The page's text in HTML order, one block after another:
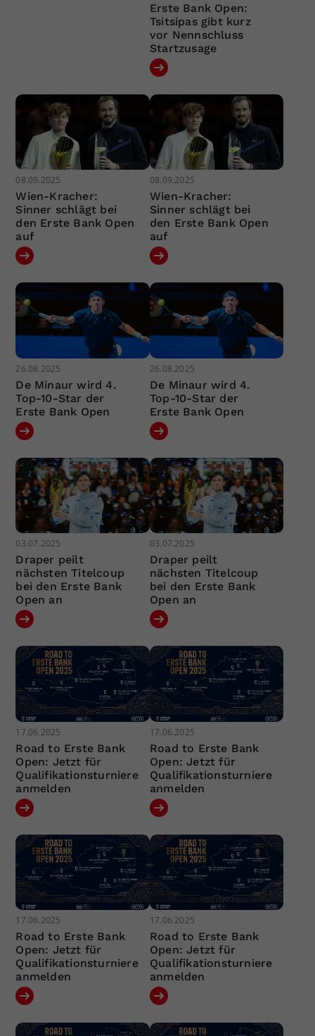
Erste Bank Open:
Tsitsipas gibt kurz
vor Nennschluss
Startzusage
08.09.2025
Wien-Kracher:
Sinner schlägt bei
den Erste Bank Open
auf
08.09.2025
Wien-Kracher:
Sinner schlägt bei
den Erste Bank Open
auf
26.08.2025
De Minaur wird 4.
Top-10-Star der
Erste Bank Open
26.08.2025
De Minaur wird 4.
Top-10-Star der
Erste Bank Open
03.07.2025
Draper peilt
nächsten Titelcoup
bei den Erste Bank
Open an
03.07.2025
Draper peilt
nächsten Titelcoup
bei den Erste Bank
Open an
17.06.2025
Road to Erste Bank
Open: Jetzt für
Qualifikationsturniere
anmelden
17.06.2025
Road to Erste Bank
Open: Jetzt für
Qualifikationsturniere
anmelden
17.06.2025
Road to Erste Bank
Open: Jetzt für
Qualifikationsturniere
anmelden
17.06.2025
Road to Erste Bank
Open: Jetzt für
Qualifikationsturniere
anmelden